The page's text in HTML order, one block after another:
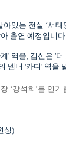
아있는 전설 ‘서태
출연 예정입니다
' 역을, 김신은 '더
멤버 '카디' 역을
‘강석희 ’를 연기
성)